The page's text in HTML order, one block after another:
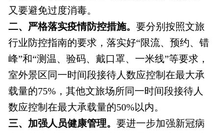
又要避免过度消毒。
二、严格落实疫情防控措施。 要分别按照文旅
行业防控指南的要求，落实好“限流、预约、错
峰”和“测温、验码、戴口罩、一米线”等要求，
室外景区同一时间段接待人数应控制在最大承
载量的75%，其他文旅场所同一时间段接待人
数应控制在最大承载量的50%以内。
三、加强人员健康管理。 要进一步加强新冠病